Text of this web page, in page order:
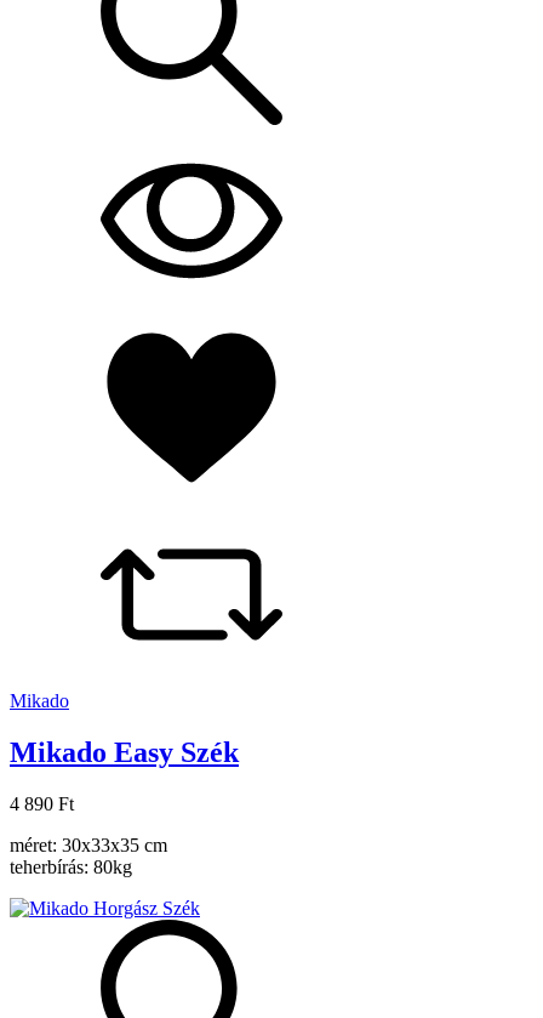
Mikado
Mikado Easy Szék
4 890 Ft
méret: 30x33x35 cm
teherbírás: 80kg